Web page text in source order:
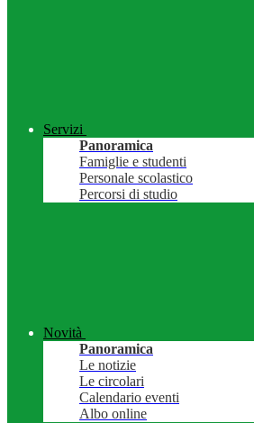
Servizi
Panoramica
Famiglie e studenti
Personale scolastico
Percorsi di studio
Novità
Panoramica
Le notizie
Le circolari
Calendario eventi
Albo online